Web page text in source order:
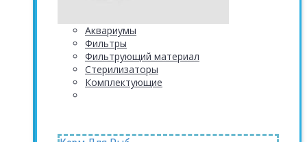
Аквариумы
Фильтры
Фильтрующий материал
Стерилизаторы
Комплектующие